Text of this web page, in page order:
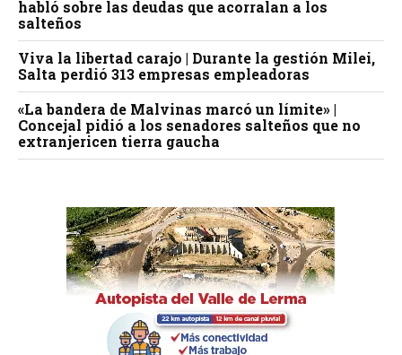
habló sobre las deudas que acorralan a los
salteños
Viva la libertad carajo | Durante la gestión Milei,
Salta perdió 313 empresas empleadoras
«La bandera de Malvinas marcó un límite» |
Concejal pidió a los senadores salteños que no
extranjericen tierra gaucha